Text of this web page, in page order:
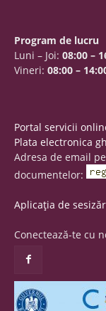
Program de lucru
Luni – Joi: 08:00 –
Vineri: 08:00 –
Portal servicii
Plata electronica
Adresa de email
documentelor:
Aplicația de
Conectează-te cu